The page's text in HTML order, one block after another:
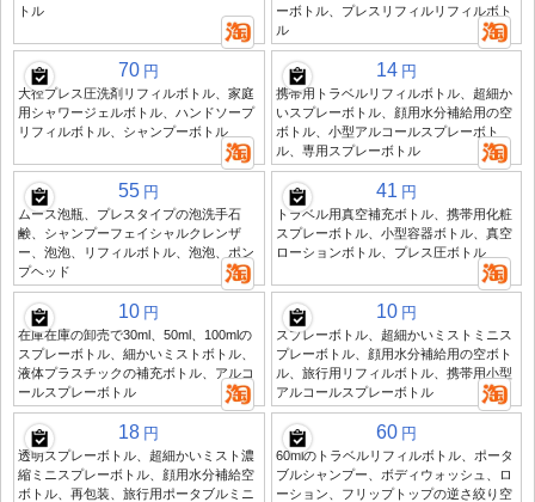
トル
ーボトル、プレスリフィルリフィルボト
ル
70 円
大径プレス圧洗剤リフィルボトル、家庭
用シャワージェルボトル、ハンドソープ
リフィルボトル、シャンプーボトル
14 円
携帯用トラベルリフィルボトル、超細か
いスプレーボトル、顔用水分補給用の空
ボトル、小型アルコールスプレーボト
ル、専用スプレーボトル
55 円
ムース泡瓶、プレスタイプの泡洗手石
鹸、シャンプーフェイシャルクレンザ
ー、泡泡、リフィルボトル、泡泡、ポン
プヘッド
41 円
トラベル用真空補充ボトル、携帯用化粧
スプレーボトル、小型容器ボトル、真空
ローションボトル、プレス圧ボトル
10 円
在庫在庫の卸売で30ml、50ml、100mlの
スプレーボトル、細かいミストボトル、
液体プラスチックの補充ボトル、アルコ
ールスプレーボトル
10 円
スプレーボトル、超細かいミストミニス
プレーボトル、顔用水分補給用の空ボト
ル、旅行用リフィルボトル、携帯用小型
アルコールスプレーボトル
18 円
透明スプレーボトル、超細かいミスト濃
縮ミニスプレーボトル、顔用水分補給空
ボトル、再包装、旅行用ポータブルミニ
60 円
60mlのトラベルリフィルボトル、ポータ
ブルシャンプー、ボディウォッシュ、ロ
ーション、フリップトップの逆さ絞り空